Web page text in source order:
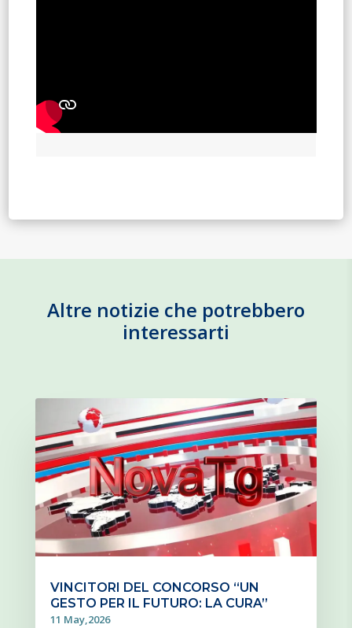
Altre notizie che potrebbero
interessarti
VINCITORI DEL CONCORSO “UN
GESTO PER IL FUTURO: LA CURA”
11 May,2026